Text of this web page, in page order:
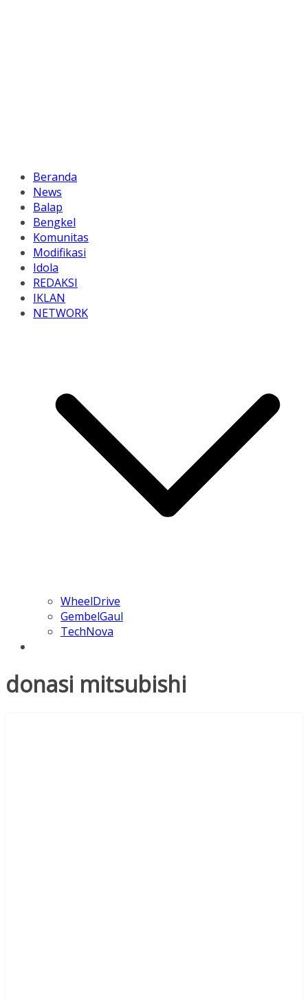
Beranda
News
Balap
Bengkel
Komunitas
Modifikasi
Idola
REDAKSI
IKLAN
NETWORK
WheelDrive
GembelGaul
TechNova
donasi mitsubishi